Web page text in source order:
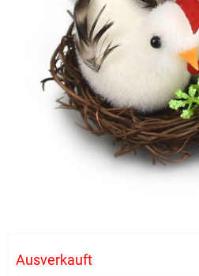
Ausverkauft